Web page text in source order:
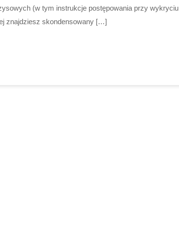
(w tym instrukcje postępowania przy wykryciu
znajdziesz skondensowany […]